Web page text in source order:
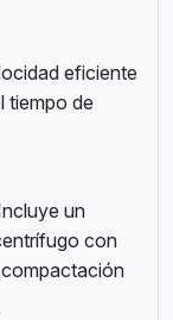
eficiente
tiempo de
un
con